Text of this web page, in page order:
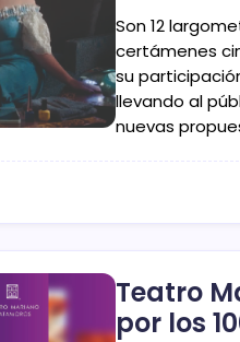
Son 12
certámenes
su
llevando al
nuevas
Teatro
por los